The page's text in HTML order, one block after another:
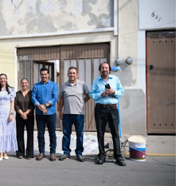
deberías saber. Pero incluso
sexuales no son expertos
hay algo nuevo que
que conocer. Si eres una
sexuales, tal vez
y no puedas esperar para
cualquier persona con
es mejor cuando ambas partes